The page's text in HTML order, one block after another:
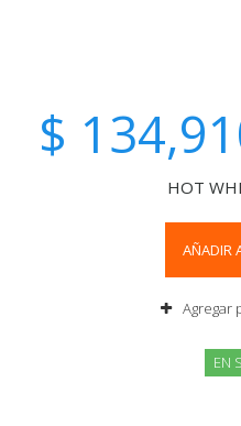
$
HOT
AÑADIR
Agregar
EN